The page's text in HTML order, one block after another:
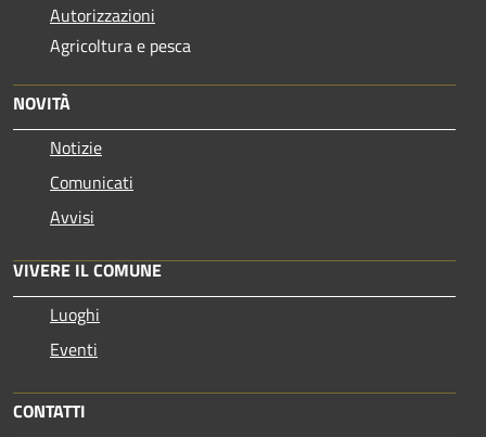
Autorizzazioni
Agricoltura e pesca
NOVITÀ
Notizie
Comunicati
Avvisi
VIVERE IL COMUNE
Luoghi
Eventi
CONTATTI